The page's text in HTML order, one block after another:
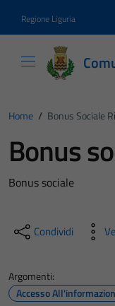
Regione Liguria
Home / Bonus Sociale
Bonus
Bonus sociale
Condividi
Argomenti:
Accesso